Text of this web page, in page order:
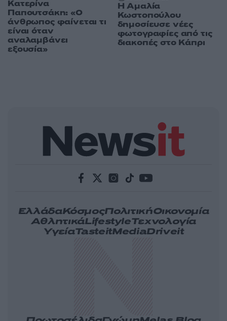
Κατερίνα
Παπουτσάκη: «Ο
άνθρωπος φαίνεται τι
είναι όταν
αναλαμβάνει
εξουσία»
Η Αμαλία
Κωστοπούλου
δημοσίευσε νέες
φωτογραφίες από τις
διακοπές στο Κάπρι
ΕλλάδαΚόσμοςΠολιτικήΟικονομία
ΑθλητικάLifestyleΤεχνολογία
ΥγείαTasteitMediaDriveit